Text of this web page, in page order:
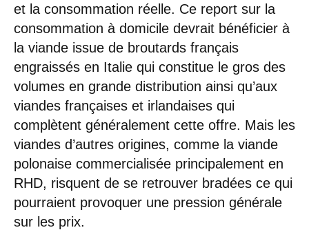
et la consommation réelle. Ce report sur la
consommation à domicile devrait bénéficier à
la viande issue de broutards français
engraissés en Italie qui constitue le gros des
volumes en grande distribution ainsi qu’aux
viandes françaises et irlandaises qui
complètent généralement cette offre. Mais les
viandes d’autres origines, comme la viande
polonaise commercialisée principalement en
RHD, risquent de se retrouver bradées ce qui
pourraient provoquer une pression générale
sur les prix.